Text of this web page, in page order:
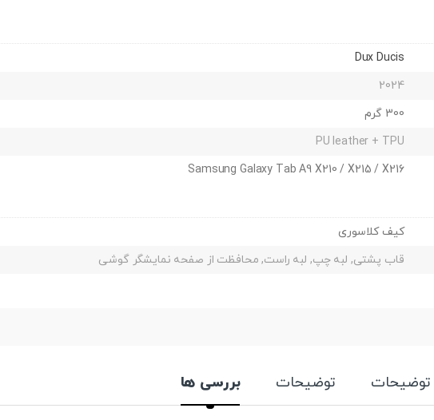
Dux Ducis
2024
300 گرم
PU leather + TPU
Samsung Galaxy Tab A9 X210 / X215 / X216
کیف کلاسوری
قاب پشتی, لبه چپ, لبه راست, محافظت از صفحه نمایشگر گوشی
توضیحات توضیحات بررسی ها